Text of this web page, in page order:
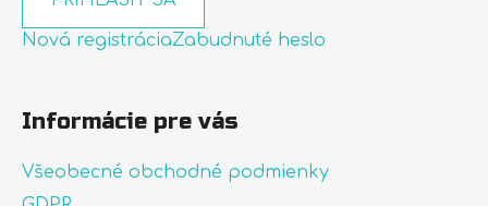
Nová registráciaZabudnuté heslo
Informácie pre vás
Všeobecné obchodné podmienky